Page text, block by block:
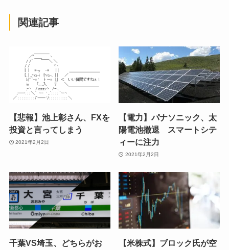
関連記事
【悲報】池上彰さん、FXを
投資と言ってしまう
2021年2月2日
【電力】パナソニック、太
陽電池撤退 スマートシテ
ィーに注力
2021年2月2日
千葉VS埼玉、どちらがお
【米株式】ブロック氏が空